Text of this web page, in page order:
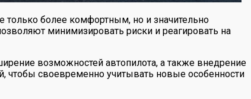
только более комфортным, но и значительно
минимизировать риски и реагировать на
возможностей автопилота, а также внедрение
чтобы своевременно учитывать новые особенности